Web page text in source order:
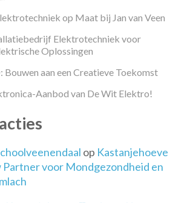
op Maat bij Jan van Veen
Elektrotechniek voor
Oplossingen
aan een Creatieve Toekomst
Aanbod van De Wit Elektro!
op Kastanjehoeve
Partner voor Mondgezondheid en